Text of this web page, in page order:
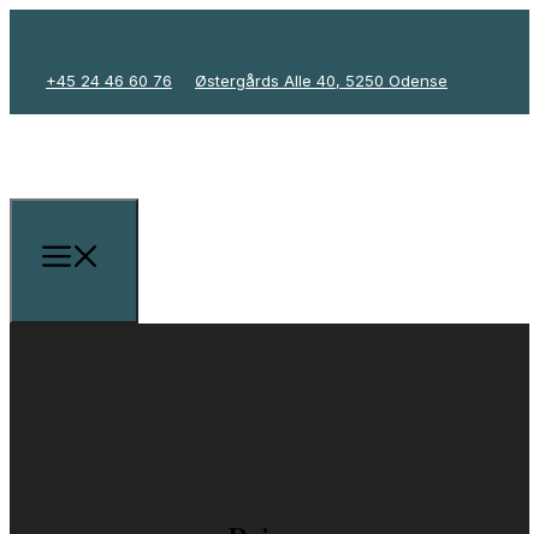
+45 24 46 60 76 Østergårds Alle 40, 5250 Odense